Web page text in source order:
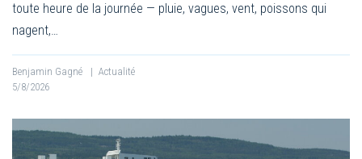
toute heure de la journée — pluie, vagues, vent, poissons qui
nagent,…
Benjamin Gagné | Actualité
5/8/2026